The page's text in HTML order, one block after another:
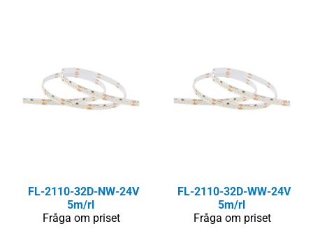
FL-2110-32D-NW-24V
5m/rl
Fråga om priset
FL-2110-32D-WW-24V
5m/rl
Fråga om priset